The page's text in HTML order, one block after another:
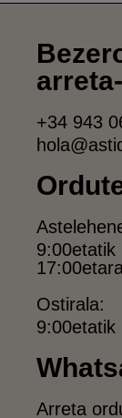
+34 943
9:00etatik
Ostirala:
9:00etatik
Arreta